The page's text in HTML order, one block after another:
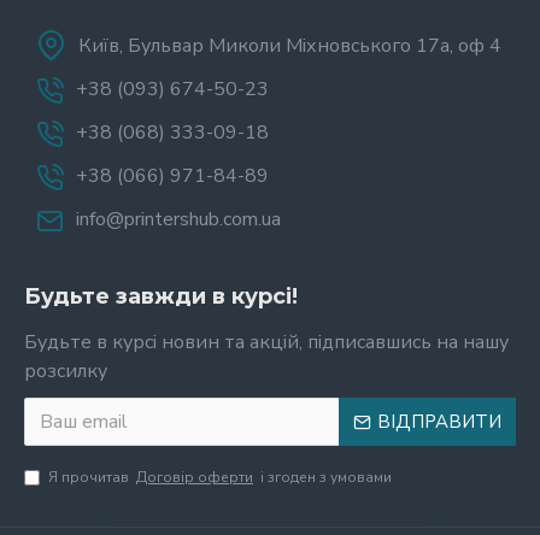
Київ, Бульвар Миколи Міхновського 17а, оф 4
+38 (093) 674-50-23
+38 (068) 333-09-18
+38 (066) 971-84-89
info@printershub.com.ua
Будьте завжди в курсі!
Будьте в курсі новин та акцій, підписавшись на нашу
розсилку
ВІДПРАВИТИ
Я прочитав Договір оферти і згоден з умовами